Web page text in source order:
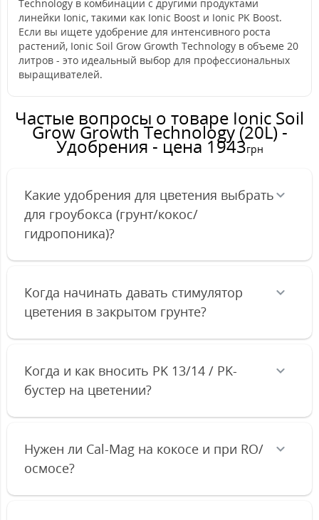
Technology в комбинации с другими продуктами
линейки Ionic, такими как Ionic Boost и Ionic PK Boost.
Если вы ищете удобрение для интенсивного роста
растений, Ionic Soil Grow Growth Technology в объеме 20
литров - это идеальный выбор для профессиональных
выращивателей.
Частые вопросы о товаре Ionic Soil
Grow Growth Technology (20L) -
Удобрения - цена 1943грн
Какие удобрения для цветения выбрать
для гроубокса (грунт/кокос/
гидропоника)?
Когда начинать давать стимулятор
цветения в закрытом грунте?
Когда и как вносить PK 13/14 / PK-
бустер на цветении?
Нужен ли Cal-Mag на кокосе и при RO/
осмосе?